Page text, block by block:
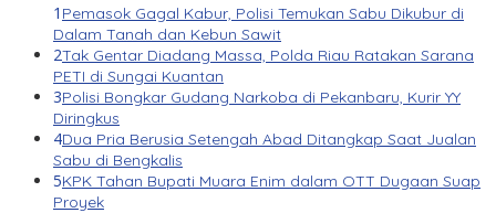
1 Pemasok Gagal Kabur, Polisi Temukan Sabu Dikubur di
Dalam Tanah dan Kebun Sawit
2Tak Gentar Diadang Massa, Polda Riau Ratakan Sarana
PETI di Sungai Kuantan
3Polisi Bongkar Gudang Narkoba di Pekanbaru, Kurir YY
Diringkus
4Dua Pria Berusia Setengah Abad Ditangkap Saat Jualan
Sabu di Bengkalis
5KPK Tahan Bupati Muara Enim dalam OTT Dugaan Suap
Proyek